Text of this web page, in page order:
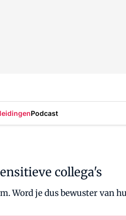
Podcast
collega's
Word je dus bewuster van